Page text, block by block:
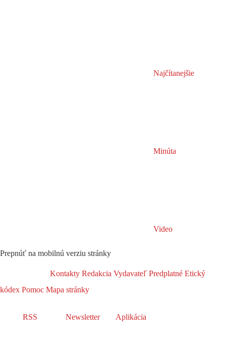
Najčítanejšie
Minúta
Video
Prepnúť na mobilnú verziu stránky
Kontakty Redakcia Vydavateľ Predplatné Etický
kódex Pomoc Mapa stránky
RSS Newsletter Aplikácia